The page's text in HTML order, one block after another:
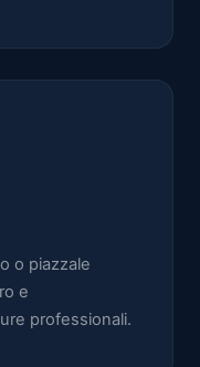
o piazzale
e
professionali.